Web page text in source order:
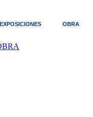
EXPOSICIONES OBRA